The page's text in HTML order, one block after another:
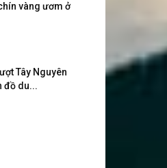
vàng ươm ở
Tây Nguyên
đồ du...